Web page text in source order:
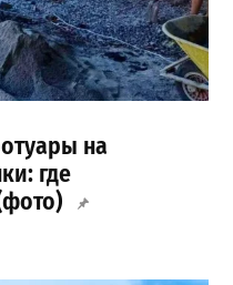
на
где